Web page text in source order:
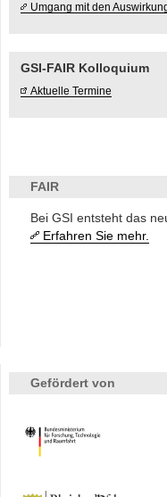
FAIR
Bei GSI entsteht das
Erfahren Sie mehr.
Gefördert von
HMWK
Umgang mit den
GSI-FAIR Kolloquium
Aktuelle Termine